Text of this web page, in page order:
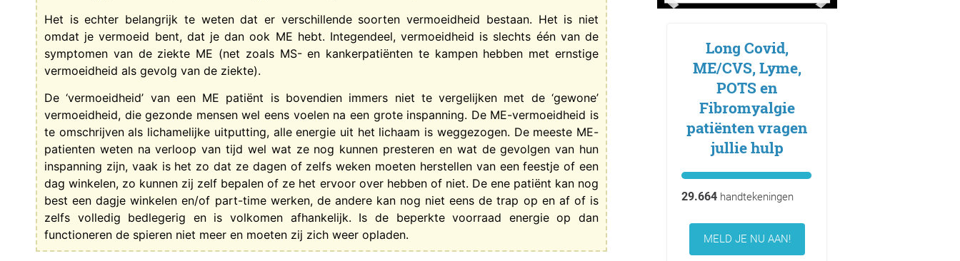
Het is echter belangrijk te weten dat er verschillende soorten vermoeidheid bestaan. Het is niet
omdat je vermoeid bent, dat je dan ook ME hebt. Integendeel, vermoeidheid is slechts één van de
symptomen van de ziekte ME (net zoals MS- en kankerpatiënten te kampen hebben met ernstige
vermoeidheid als gevolg van de ziekte).
De ‘vermoeidheid’ van een ME patiënt is bovendien immers niet te vergelijken met de ‘gewone’
vermoeidheid, die gezonde mensen wel eens voelen na een grote inspanning. De ME-vermoeidheid is
te omschrijven als lichamelijke uitputting, alle energie uit het lichaam is weggezogen. De meeste ME-
patienten weten na verloop van tijd wel wat ze nog kunnen presteren en wat de gevolgen van hun
inspanning zijn, vaak is het zo dat ze dagen of zelfs weken moeten herstellen van een feestje of een
dag winkelen, zo kunnen zij zelf bepalen of ze het ervoor over hebben of niet. De ene patiënt kan nog
best een dagje winkelen en/of part-time werken, de andere kan nog niet eens de trap op en af of is
zelfs volledig bedlegerig en is volkomen afhankelijk. Is de beperkte voorraad energie op dan
functioneren de spieren niet meer en moeten zij zich weer opladen.
Long Covid,
ME/CVS, Lyme,
POTS en
Fibromyalgie
patiënten vragen
jullie hulp
29.664 handtekeningen
MELD JE NU AAN!